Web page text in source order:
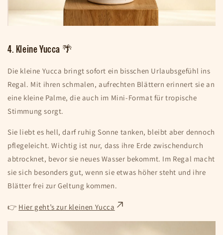
4. Kleine Yucca 🌴
Die kleine Yucca bringt sofort ein bisschen Urlaubsgefühl ins
Regal. Mit ihren schmalen, aufrechten Blättern erinnert sie an
eine kleine Palme, die auch im Mini-Format für tropische
Stimmung sorgt.
Sie liebt es hell, darf ruhig Sonne tanken, bleibt aber dennoch
pflegeleicht. Wichtig ist nur, dass ihre Erde zwischendurch
abtrocknet, bevor sie neues Wasser bekommt. Im Regal macht
sie sich besonders gut, wenn sie etwas höher steht und ihre
Blätter frei zur Geltung kommen.
👉 Hier geht’s zur kleinen Yucca